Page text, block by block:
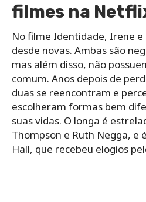
filmes na
No filme Identidade, Irene e
desde novas. Ambas são
mas além disso, não
comum. Anos depois de
duas se reencontram e
escolheram formas bem
suas vidas. O longa é
Thompson e Ruth Negga, e
Hall, que recebeu elogios